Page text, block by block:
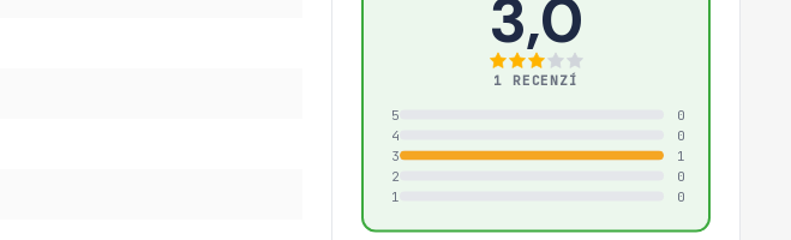
3,0
1 RECENZÍ
5
0
4
0
3
1
2
0
1
0